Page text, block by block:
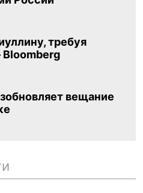
требуя
вещание